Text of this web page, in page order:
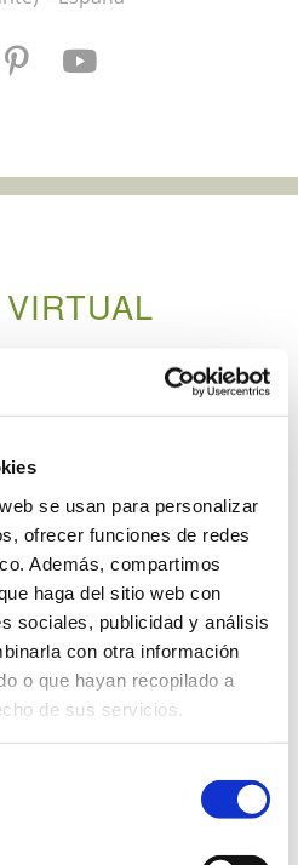
se usan para personalizar
ofrecer funciones de redes
Además, compartimos
haga del sitio web con
sociales, publicidad y análisis
con otra información
o que hayan recopilado a
de sus servicios.
TIENE VALOR CONTRACTUAL